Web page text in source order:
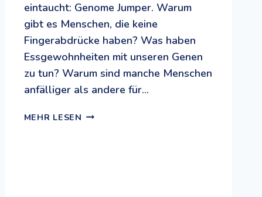
eintaucht: Genome Jumper. Warum
gibt es Menschen, die keine
Fingerabdrücke haben? Was haben
Essgewohnheiten mit unseren Genen
zu tun? Warum sind manche Menschen
anfälliger als andere für…
MEHR LESEN GENOME